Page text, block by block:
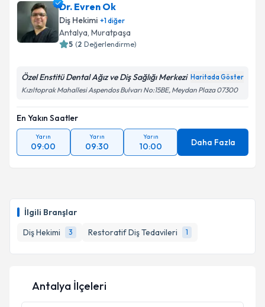
İlgili Branşlar
Diş Hekimi
3 Restoratif Diş Tedavileri 1
Dr. Evren Ok
Diş Hekimi +1diğer
Antalya, Muratpaşa
5 (2 Değerlendirme)
Özel Enstitü Dental Ağız ve Diş Sağlığı Merkezi Haritada Göster
Kızıltoprak Mahallesi Aspendos Bulvarı No:15BE, Meydan Plaza 07300
En Yakın Saatler
Yarın
09:00
Yarın
09:30
Yarın
10:00 Daha Fazla
Antalya İlçeleri